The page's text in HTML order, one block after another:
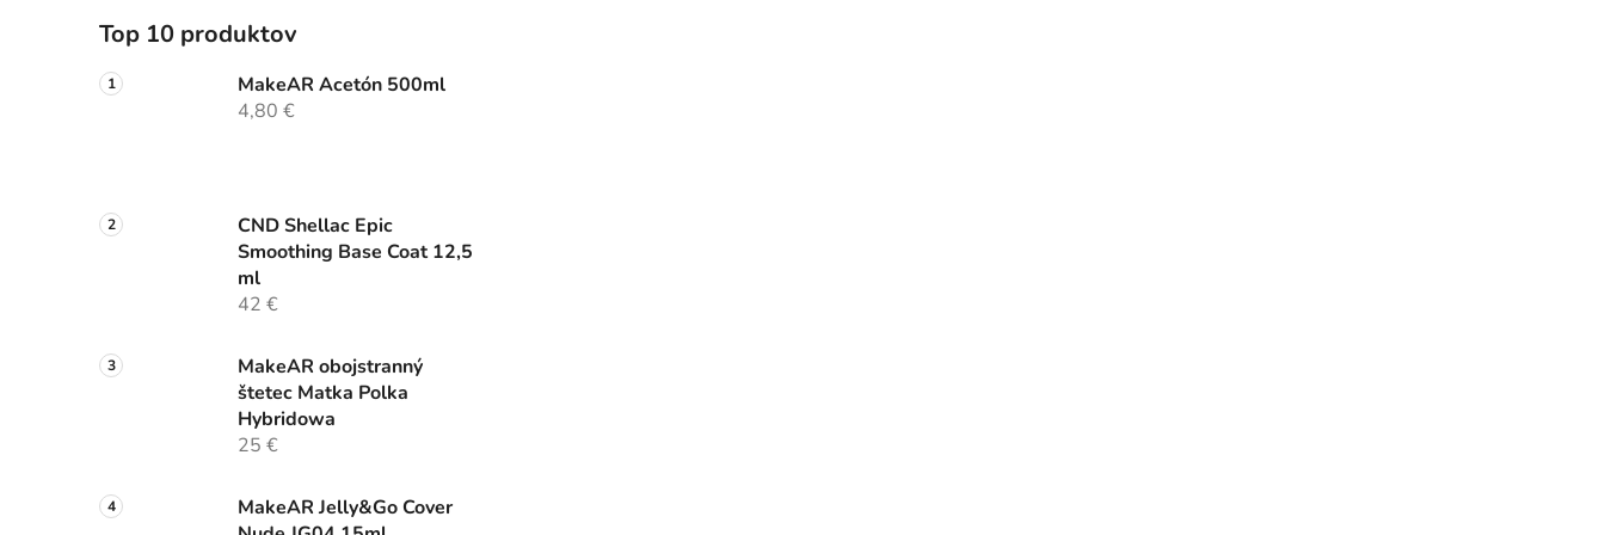
Top 10 produktov
MakeAR Acetón 500ml
4,80 €
CND Shellac Epic
Smoothing Base Coat 12,5
ml
42 €
MakeAR obojstranný
štetec Matka Polka
Hybridowa
25 €
MakeAR Jelly&Go Cover